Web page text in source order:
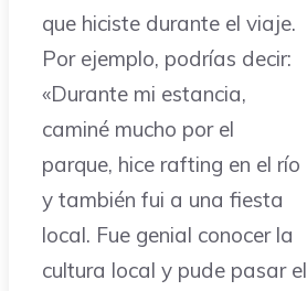
que hiciste durante el viaje.
Por ejemplo, podrías decir:
«Durante mi estancia,
caminé mucho por el
parque, hice rafting en el río
y también fui a una fiesta
local. Fue genial conocer la
cultura local y pude pasar el